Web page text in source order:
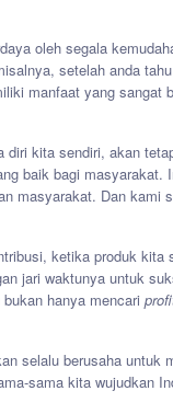
oleh segala
setelah anda
manfaat yang
kita sendiri, akan
baik bagi masyarakat.
masyarakat. Dan kami
ketika produk kita
jari waktunya untuk
hanya mencari
selalu berusaha untuk
sama kita wujudkan